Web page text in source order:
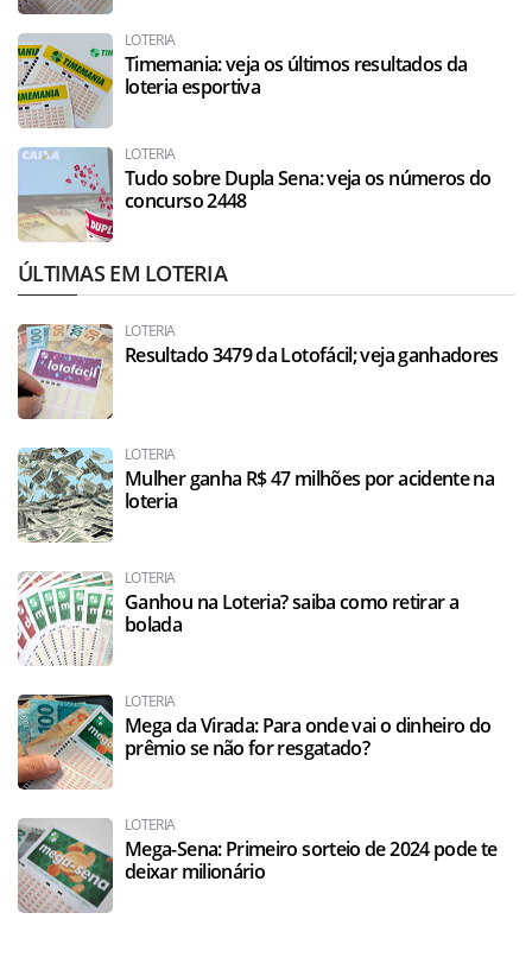
LOTERIA
Timemania: veja os últimos resultados da
loteria esportiva
LOTERIA
Tudo sobre Dupla Sena: veja os números do
concurso 2448
ÚLTIMAS EM LOTERIA
LOTERIA
Resultado 3479 da Lotofácil; veja ganhadores
LOTERIA
Mulher ganha R$ 47 milhões por acidente na
loteria
LOTERIA
Ganhou na Loteria? saiba como retirar a
bolada
LOTERIA
Mega da Virada: Para onde vai o dinheiro do
prêmio se não for resgatado?
LOTERIA
Mega-Sena: Primeiro sorteio de 2024 pode te
deixar milionário